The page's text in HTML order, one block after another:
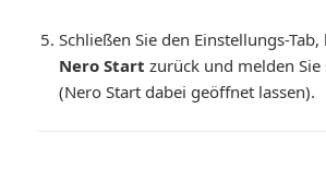
Schließen Sie den Einstellungs-Tab,
Nero Start zurück und melden Sie
(Nero Start dabei geöffnet lassen).